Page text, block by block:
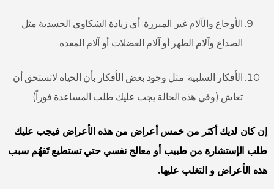
الأوجاع والآلام غير المبررة: أي زيادة الشكاوي الجسدية مثل
الصداع وآلام الظهر أو آلام العضلات أو آلام المعدة.
الأفكار السلبية: مثل وجود بعض الأفكار بأن الحياة لاتستحق أن
تعاش (وفي هذه الحالة يجب عليك طلب المساعدة فوراً)
إن كان لديك أكثر من خمس أعراض من هذه الأعراض فيجب عليك
طلب الإستشارة من طبيب أو معالج نفسي حتي تستطيع تَفهُم سبب
هذه الأعراض و التغلب عليها.